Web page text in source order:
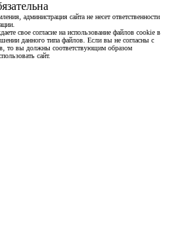
администрация сайта не несет ответственности
свое согласие на использование файлов cookie в
данного типа файлов. Если вы не согласны с
то вы должны соответствующим образом
сайт.